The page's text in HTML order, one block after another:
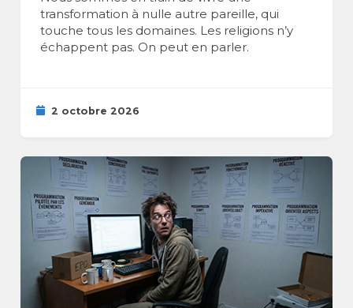
transformation à nulle autre pareille, qui
touche tous les domaines. Les religions n’y
échappent pas. On peut en parler.
2 octobre 2026